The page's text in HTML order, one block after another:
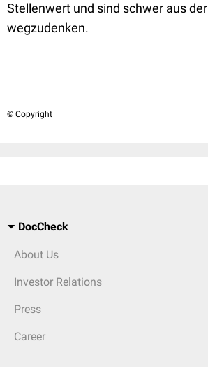
Stellenwert und sind schwer aus der
wegzudenken.
© Copyright
DocCheck
About Us
Investor Relations
Press
Career